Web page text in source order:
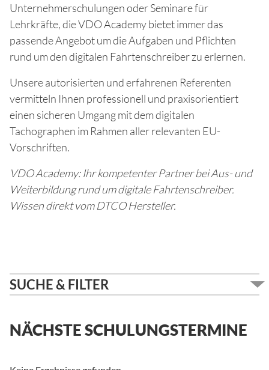
Unternehmerschulungen oder Seminare für
Lehrkräfte, die VDO Academy bietet immer das
passende Angebot um die Aufgaben und Pflichten
rund um den digitalen Fahrtenschreiber zu erlernen.
Unsere autorisierten und erfahrenen Referenten
vermitteln Ihnen professionell und praxisorientiert
einen sicheren Umgang mit dem digitalen
Tachographen im Rahmen aller relevanten EU-
Vorschriften.
VDO Academy: Ihr kompetenter Partner bei Aus- und
Weiterbildung rund um digitale Fahrtenschreiber.
Wissen direkt vom DTCO Hersteller.
SUCHE & FILTER
NÄCHSTE SCHULUNGSTERMINE